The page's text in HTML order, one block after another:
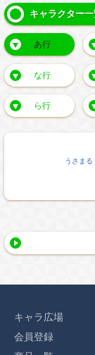
キャラクター
あ行
な行
ら行
うさまる
キャラ広場
会員登録